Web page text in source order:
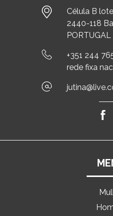
Célula B
2440-118
PORTUGAL
+351 244
rede fixa